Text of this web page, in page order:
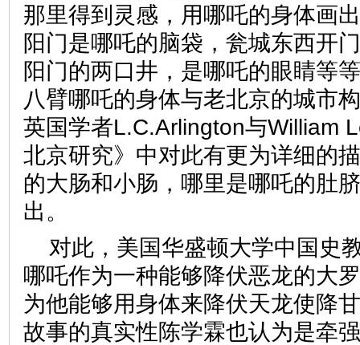
那里得到灵感，用哪吒的身体画
阳门是哪吒的脑袋，瓮城东西开
阳门的两口井，是哪吒的眼睛等
八臂哪吒的身体与老北京的城市
英国学者L.C.Arlington与William
北京研究》中对此有更为详细的
的大肠和小肠，哪里是哪吒的肚
出。
对此，美国华盛顿大学中国史
哪吒作为一种能够降伏恶龙的大
为他能够用身体来降伏天龙使降
故事的真实性陈学霖也认为是牵